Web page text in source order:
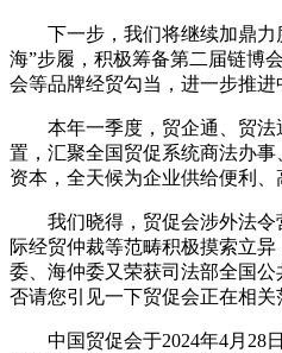
下一步，我们将继续加鼎力
海”步履，积极筹备第二届链博
会等品牌经贸勾当，进一步推进
本年一季度，贸企通、贸法
置，汇聚全国贸促系统商法办
资本，全天候为企业供给便利、
我们晓得，贸促会涉外法令
际经贸仲裁等范畴积极摸索立
委、海仲委又荣获司法部全国
否请您引见一下贸促会正在相关
中国贸促会于2024年4月28